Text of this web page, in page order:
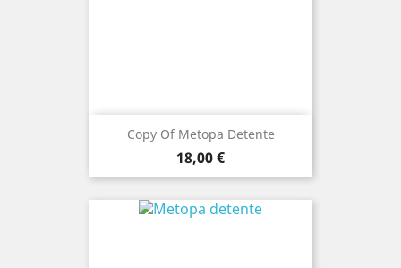
Copy Of Metopa Detente
Prezo
18,00 €